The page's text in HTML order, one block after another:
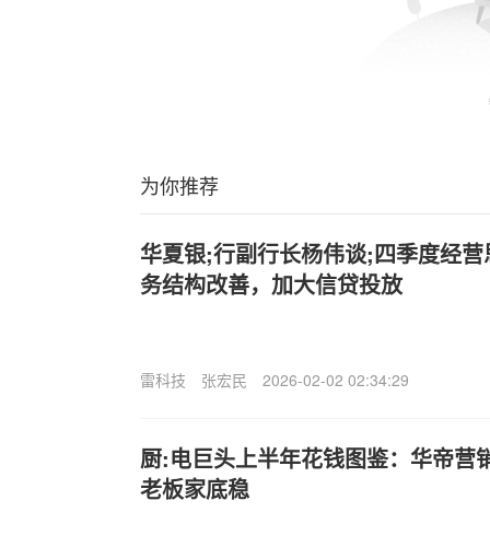
为你推荐
华夏银;行副行长杨伟谈;四季度经
务结构改善，加大信贷投放
雷科技 张宏民 2026-02-02 02:34:29
厨:电巨头上半年花钱图鉴：华帝营
老板家底稳